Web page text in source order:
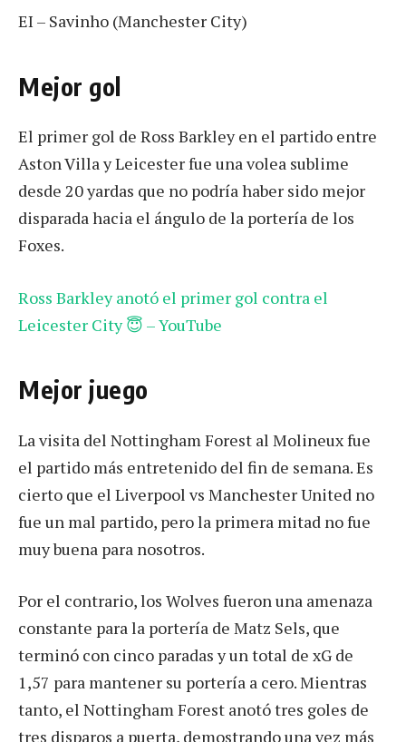
EI – Savinho (Manchester City)
Mejor gol
El primer gol de Ross Barkley en el partido entre
Aston Villa y Leicester fue una volea sublime
desde 20 yardas que no podría haber sido mejor
disparada hacia el ángulo de la portería de los
Foxes.
Ross Barkley anotó el primer gol contra el
Leicester City 😇 – YouTube
Mejor juego
La visita del Nottingham Forest al Molineux fue
el partido más entretenido del fin de semana. Es
cierto que el Liverpool vs Manchester United no
fue un mal partido, pero la primera mitad no fue
muy buena para nosotros.
Por el contrario, los Wolves fueron una amenaza
constante para la portería de Matz Sels, que
terminó con cinco paradas y un total de xG de
1,57 para mantener su portería a cero. Mientras
tanto, el Nottingham Forest anotó tres goles de
tres disparos a puerta, demostrando una vez más